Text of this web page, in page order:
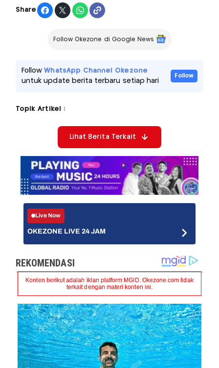
Share
Follow Okezone di Google News
FollowWhatsApp Channel Okezone
untuk update berita terbaru setiap hari
Follow
Topik Artikel :
Lihat Berita Terkait
Live Now
OKEZONE LIVE 24 JAM